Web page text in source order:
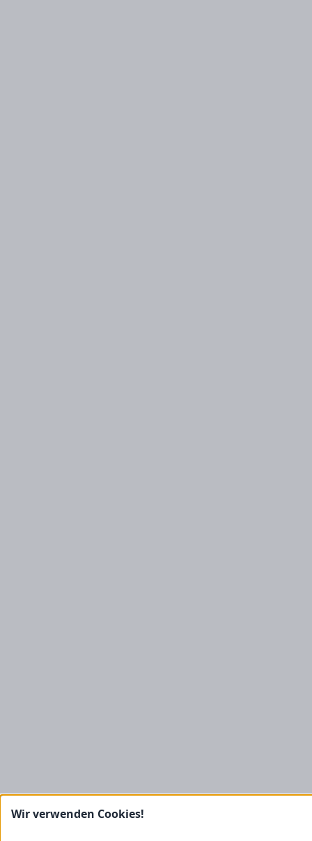
Wir verwenden Cookies!